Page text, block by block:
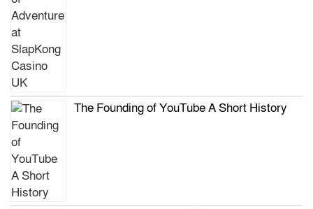
The Founding of YouTube A Short History